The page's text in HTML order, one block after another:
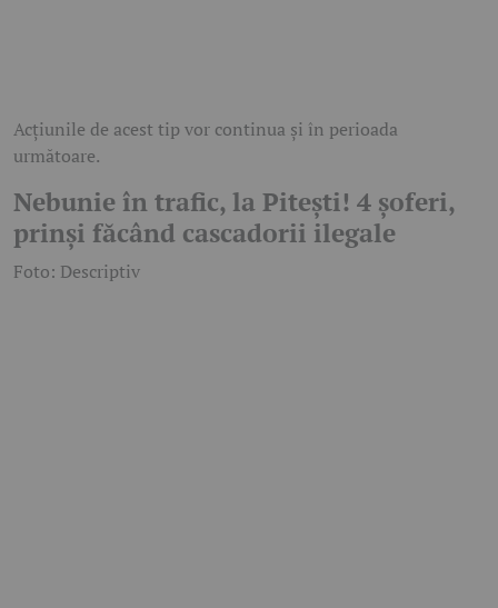
Acțiunile de acest tip vor continua și în perioada
următoare.
Nebunie în trafic, la Pitești! 4 șoferi,
prinși făcând cascadorii ilegale
Foto: Descriptiv